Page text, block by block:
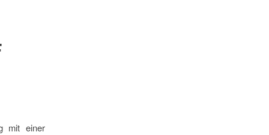
mit einer